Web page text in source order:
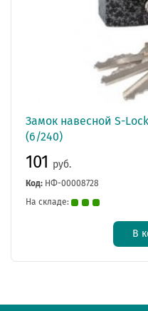
Замок навесной S-
(6/240)
101 руб.
Код: НФ-00008728
На складе:
В